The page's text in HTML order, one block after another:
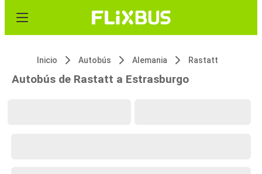
Inicio Autobús Alemania Rastatt
Autobús de Rastatt a Estrasburgo